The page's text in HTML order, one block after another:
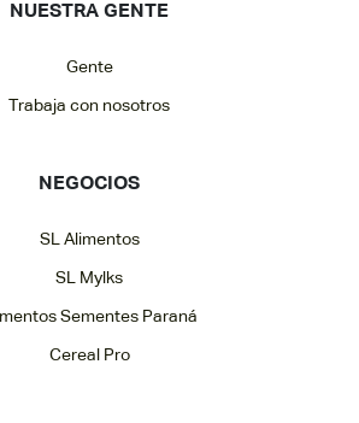
NUESTRA GENTE
Gente
Trabaja con nosotros
NEGOCIOS
SL Alimentos
SL Mylks
Sementes Paraná
Cereal Pro